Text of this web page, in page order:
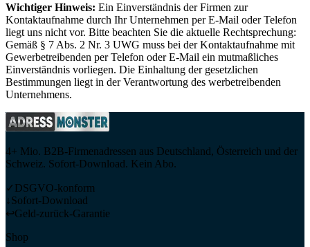
Wichtiger Hinweis: Ein Einverständnis der Firmen zur
Kontaktaufnahme durch Ihr Unternehmen per E-Mail oder Telefon
liegt uns nicht vor. Bitte beachten Sie die aktuelle Rechtsprechung:
Gemäß § 7 Abs. 2 Nr. 3 UWG muss bei der Kontaktaufnahme mit
Gewerbetreibenden per Telefon oder E-Mail ein mutmaßliches
Einverständnis vorliegen. Die Einhaltung der gesetzlichen
Bestimmungen liegt in der Verantwortung des werbetreibenden
Unternehmens.
4+ Mio. B2B-Firmenadressen aus Deutschland, Österreich und der
Schweiz. Sofort-Download. Kein Abo.
✓ DSGVO-konform
↓Sofort-Download
↩Geld-zurück-Garantie
Shop